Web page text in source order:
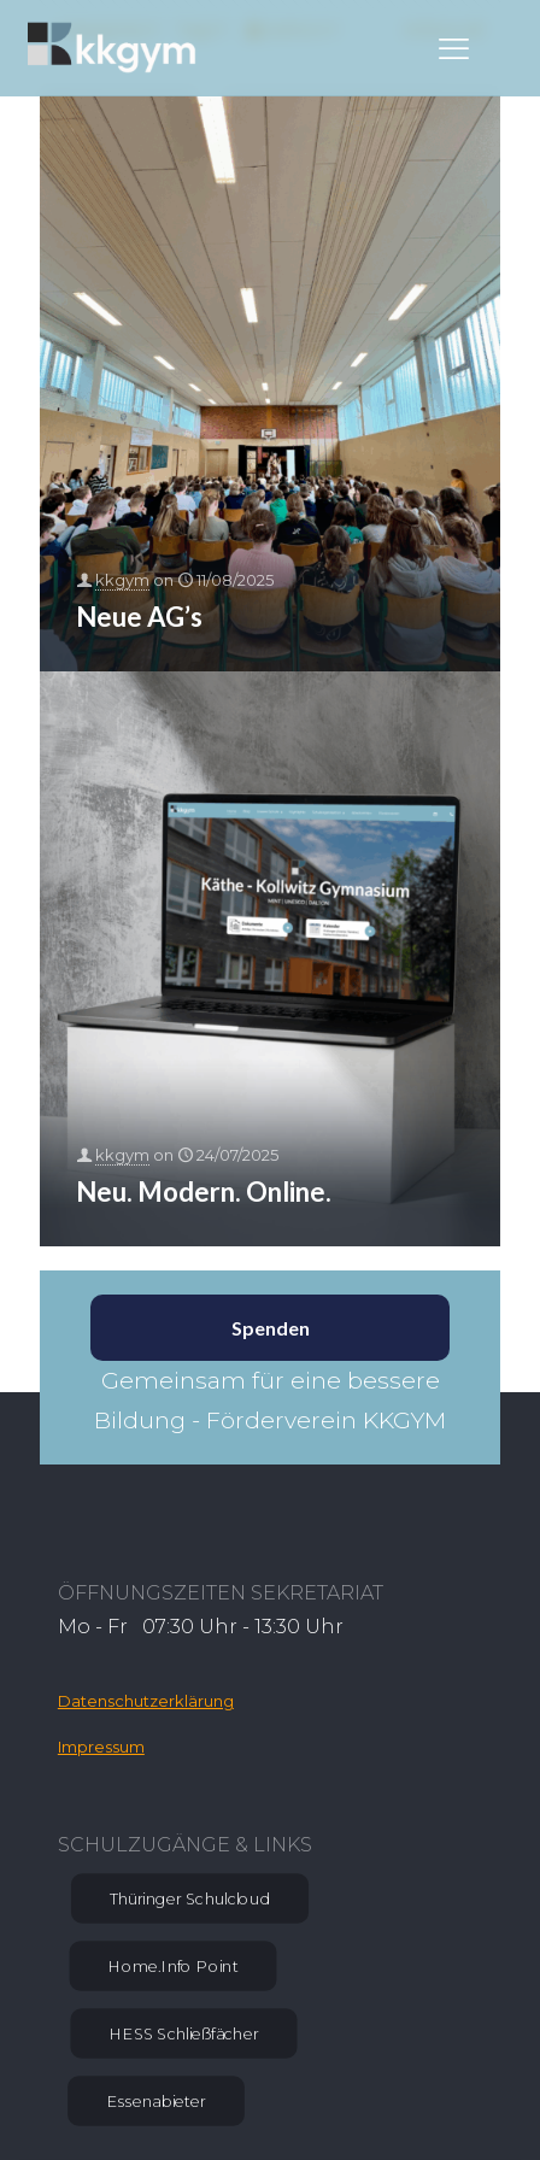
Categories
kkgymon 11/08/2025
Neue AG’s
kkgym on 24/07/2025
Neu. Modern. Online.
Spenden
Gemeinsam für eine bessere
Bildung - Förderverein KKGYM​
ÖFFNUNGSZEITEN SEKRETARIAT
Mo - Fr 07:30 Uhr - 13:30 Uhr
Datenschutzerklärung
Impressum
SCHULZUGÄNGE & LINKS
Thüringer Schulcloud
Home.Info Point
HESS Schließfächer
Essenabieter